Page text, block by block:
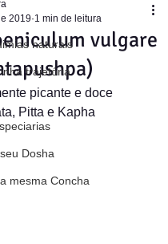
naturais
trajetória
Dosha
mesma Concha
vulgare
2019 1 min de leitura
picante e doce
Pitta e Kapha